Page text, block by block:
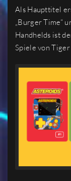
Als Haupttitel
„Burger Time“
Handhelds ist
Spiele von